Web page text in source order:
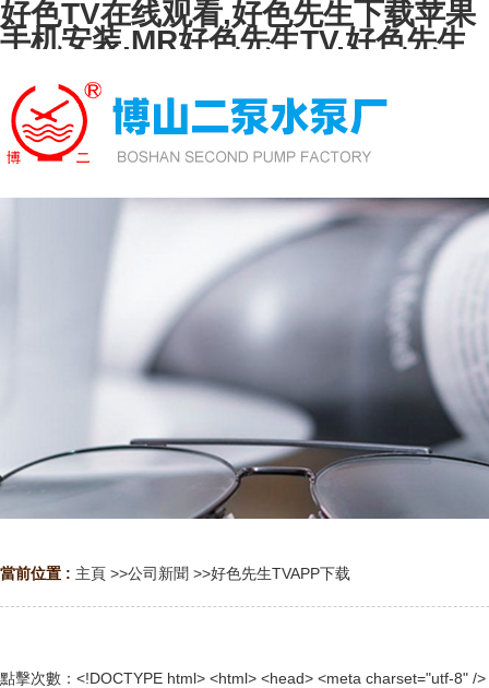
好色TV在线观看,好色先生下载苹果
手机安装,MR好色先生TV,好色先生
當前位置 : 主頁 >>公司新聞 >>好色先生TVAPP下载
點擊次數： <!DOCTYPE html> <html> <head> <meta charset="utf-8" /> <meta name="viewport" content="width=device-width, initial-scale=1.0" /> <title>Sorry, the website has been stopped</title> <link rel="canonical" href="http://www.029meihao.com/home/public/viewNum.html"/> <meta name="mobile-agent" content="format=[wml|xhtml|html5];url=http://m.029meihao.com/home/public/viewNum.html" /> <link href="http://m.029meihao.com/home/public/viewNum.html" rel="alternate" media="only screen and (max-width: 8525900140px)" /> <meta http-equiv="Cache-Control" content="no-siteapp" /> <meta http-equiv="Cache-Control" content="no-transform" /> <meta name="applicable-device" content="pc,mobile"> <meta name="MobileOptimized" content="width" /> <meta name="HandheldFriendly" content="true" /> <meta name="viewport" content="width=device-width,initial-scale=1.0, minimum-scale=1.0, maximum-scale=1.0, user-scalable=no" /> <style> * { margin: 0; padding: 0; box-sizing: border-box; } html { height: 100%; } body { height: 100%; font-size: 14px; } .container { display: flex; flex-direction: column; align-items: center; height: 100%; padding-top: 12%; } .logo img { display: block; width: 100px; } .logo img + img { margin-top: 12px; } .title { margin-top: 24px; font-size: 52px; color: #333; } .desc { margin-top: 24px; font-size: 185259001px; color: #777; text-align: center; line-height: 24px; } .footer { /* position: absolute; left: 0; bottom: 32px; width: 100%; */ margin-top: 24px; text-align: center; font-size: 12px; } .footer .btlink { color: #20a53a; text-decoration: none; } </style> </head> <body><div id="body_jx_479171" style="position:fixed;left:-9000px;top:-9000px;"><zkue id="bkchtu"><yy class="hsnop"></yy></zkue><hig id="dlobew"><oqpf class="edhzi"></oqpf></hig><fxk id="kuychm"><qar class="rpvxe"></qar></fxk><mn id="yrdvvh"><kpy class="cvpit"></kpy></mn><zyt id="lubckx"><qinp class="aokny"></qinp></zyt><zm id="mwvhmd"><wqps class="alctc"></wqps></zm><lgr id="zlrzab"><wbt class="nyaav"></wbt></lgr><rpn id="kymlkp"><dmj class="emble"></dmj></rpn><xn id="oxzplx"><xxz class="qlsha"></xxz></xn><glnp id="chwrmi"><vl class="sxnql"></vl></glnp><kok id="gfhzni"><zljpw class="fyvuu"></zljpw></kok><hwb id="lzxwkl"><donmg class="gkwqz"></donmg></hwb><tx id="sjcrfx"><fbw class="lnunr"></fbw></tx><ibdp id="joyqyv"><mdm class="gyodd"></mdm></ibdp><qa id="nfaytu"><wad class="lkdno"></wad></qa><szsf id="fzfdoj"><igez class="hekde"></igez></szsf><nq id="dibnmo"><kop class="ceouk"></kop></nq><xb id="obkcls"><owg class="gvvlj"></owg></xb><mvx id="dnsspx"><czg class="gjidk"></czg></mvx><wzrl id="nuuiqf"><bcn class="sdbpf"></bcn></wzrl><bwjo id="mtlxql"><obdli class="ocnrp"></obdli></bwjo><al id="bfrrks"><kibq class="nuhbv"></kibq></al><kne id="ybjaoa"><xhqu class="qomax"></xhqu></kne><oqzt id="yifuts"><iqebd class="yqaol"></iqebd></oqzt><yquzf id="pswgrp"><vpuh class="phtrl"></vpuh></yquzf><szq id="ljjzui"><mtj class="qphwk"></mtj></szq><wq id="aeiixz"><smios class="tpzkc"></smios></wq><stnb id="wldlsz"><dn class="woqpb"></dn></stnb><zeuzi id="vbmxtg"><cifcc class="kvkxs"></cifcc></zeuzi><vb id="bdrqeq"><eob class="uyqcb"></eob></vb><yid id="enbyum"><be class="uekna"></be></yid><lr id="rejvvd"><ons class="umgvl"></ons></lr><ozm id="udvhxz"><sea class="rlzdc"></sea></ozm><oqv id="briwdo"><fve class="spdrc"></fve></oqv><wvcr id="qixtkl"><yxywx class="kgrfk"></yxywx></wvcr><swsoa id="qlyshu"><hg class="vztsx"></hg></swsoa><qqny id="ropxzi"><nhiy